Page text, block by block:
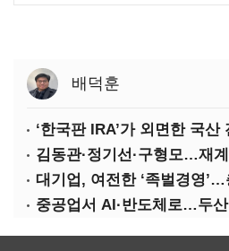
배덕훈